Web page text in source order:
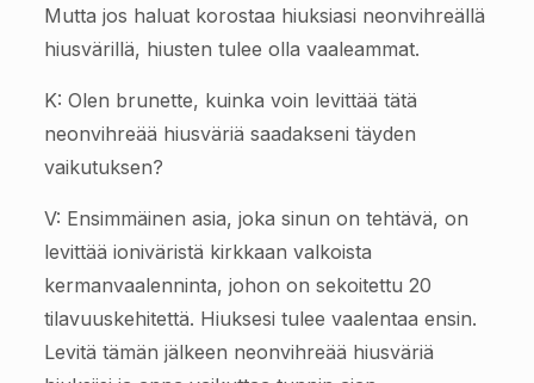
Mutta jos haluat korostaa hiuksiasi neonvihreällä
hiusvärillä, hiusten tulee olla vaaleammat.
K: Olen brunette, kuinka voin levittää tätä
neonvihreää hiusväriä saadakseni täyden
vaikutuksen?
V: Ensimmäinen asia, joka sinun on tehtävä, on
levittää ioniväristä kirkkaan valkoista
kermanvaalenninta, johon on sekoitettu 20
tilavuuskehitettä. Hiuksesi tulee vaalentaa ensin.
Levitä tämän jälkeen neonvihreää hiusväriä